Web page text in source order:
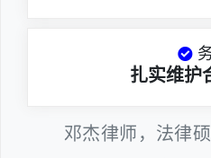
扎实维护
邓杰律师，法律